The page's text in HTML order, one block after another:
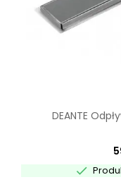
DEANTE
